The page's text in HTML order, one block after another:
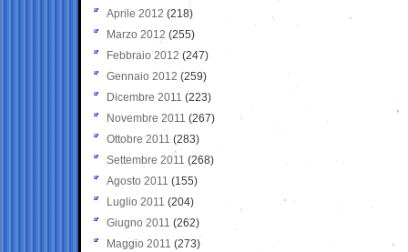
Aprile 2012 (218)
Marzo 2012 (255)
Febbraio 2012 (247)
Gennaio 2012 (259)
Dicembre 2011 (223)
Novembre 2011 (267)
Ottobre 2011 (283)
Settembre 2011 (268)
Agosto 2011 (155)
Luglio 2011 (204)
Giugno 2011 (262)
Maggio 2011 (273)